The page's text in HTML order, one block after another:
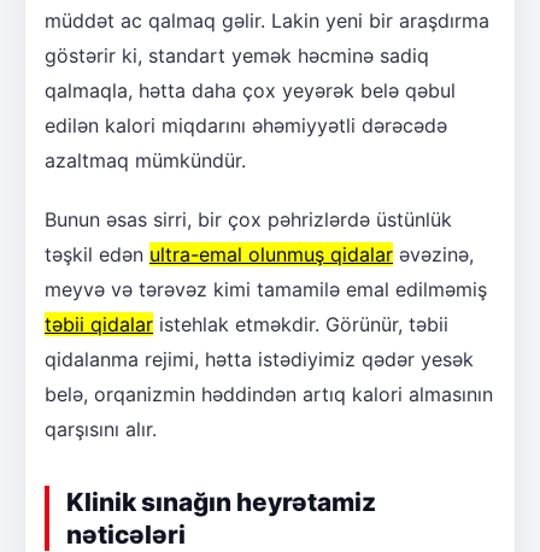
müddət ac qalmaq gəlir. Lakin yeni bir araşdırma
göstərir ki, standart yemək həcminə sadiq
qalmaqla, hətta daha çox yeyərək belə qəbul
edilən kalori miqdarını əhəmiyyətli dərəcədə
azaltmaq mümkündür.
Bunun əsas sirri, bir çox pəhrizlərdə üstünlük
təşkil edən ultra-emal olunmuş qidalar əvəzinə,
meyvə və tərəvəz kimi tamamilə emal edilməmiş
təbii qidalar istehlak etməkdir. Görünür, təbii
qidalanma rejimi, hətta istədiyimiz qədər yesək
belə, orqanizmin həddindən artıq kalori almasının
qarşısını alır.
Klinik sınağın heyrətamiz
nəticələri